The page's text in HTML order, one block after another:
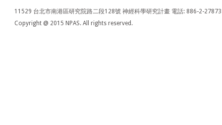
11529 台北市南港區研究院路二段128號 神經科學研究計畫 電話: 886-2-
Copyright @ 2015 NPAS. All rights reserved.